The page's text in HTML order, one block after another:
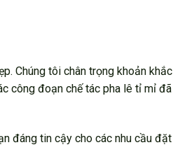
Chúng tôi chân trọng khoản khắc
công đoạn chế tác pha lê tỉ mỉ đã
đáng tin cậy cho các nhu cầu đặt